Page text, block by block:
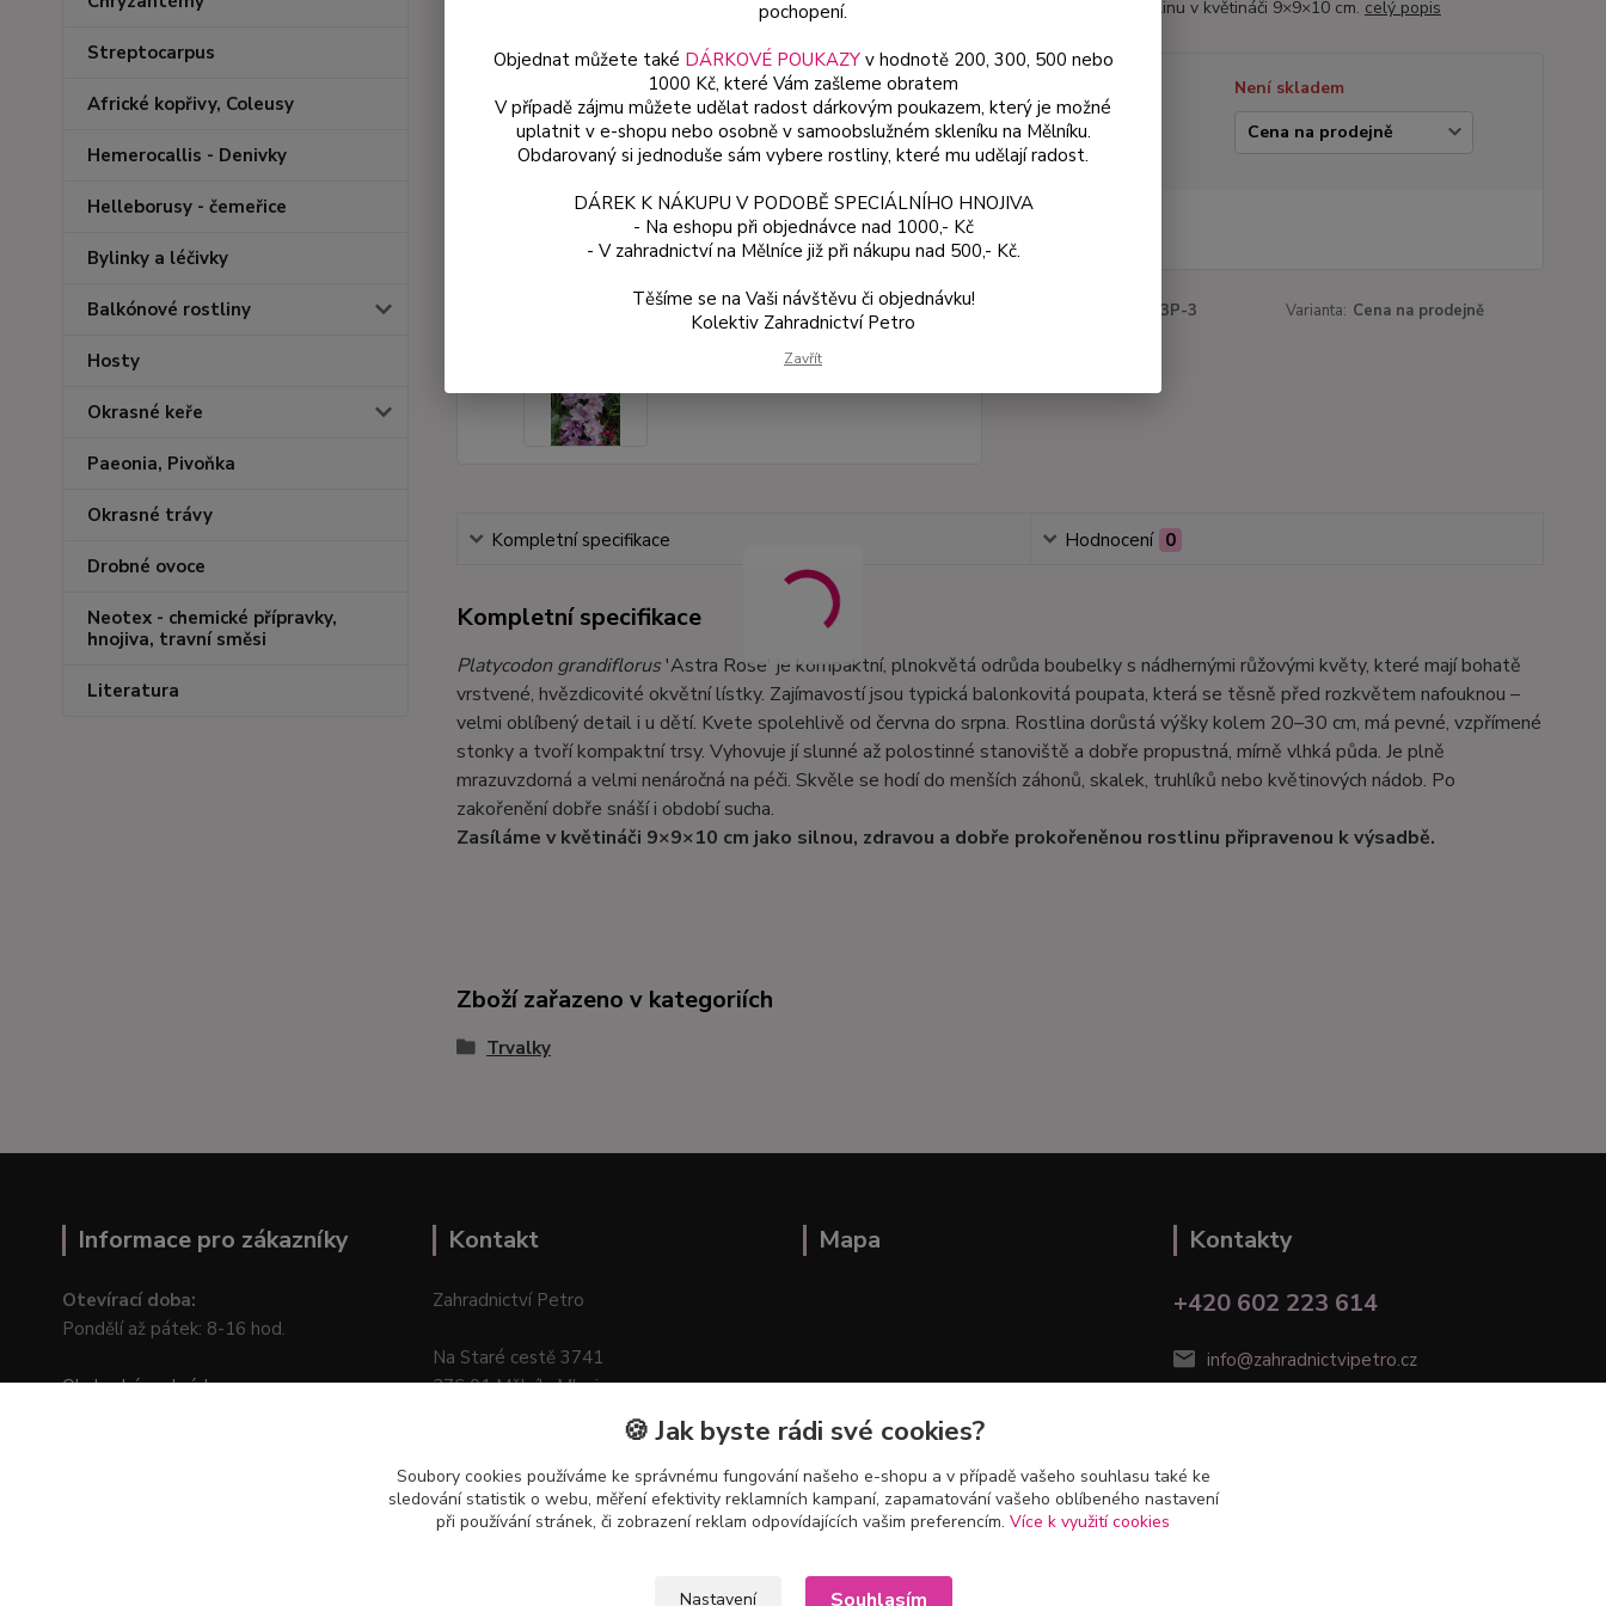
Streptocarpus
Africké kopřivy, Coleusy
Hemerocallis - Denivky
Helleborusy - čemeřice
Bylinky a léčivky
Balkónové rostliny
Hosty
Okrasné keře
Paeonia, Pivoňka
Okrasné trávy
Drobné ovoce
Neotex - chemické přípravky,
hnojiva, travní směsi
Literatura
prokořeněnou rostlinu v květináči 9×9×10 cm. celý popis
Není skladem
Varianta
3013P-3 Varianta: Cena na prodejně
Kompletní specifikace Hodnocení 0
Kompletní specifikace
Platycodon grandiflorus'Astra Rose' je kompaktní, plnokvětá odrůda boubelky s nádhernými růžovými květy, které mají bohatě
vrstvené, hvězdicovité okvětní lístky. Zajímavostí jsou typická balonkovitá poupata, která se těsně před rozkvětem nafouknou –
velmi oblíbený detail i u dětí. Kvete spolehlivě od června do srpna. Rostlina dorůstá výšky kolem 20–30 cm, má pevné, vzpřímené
stonky a tvoří kompaktní trsy. Vyhovuje jí slunné až polostinné stanoviště a dobře propustná, mírně vlhká půda. Je plně
mrazuvzdorná a velmi nenáročná na péči. Skvěle se hodí do menších záhonů, skalek, truhlíků nebo květinových nádob. Po
zakořenění dobře snáší i období sucha.
Zasíláme v květináči 9×9×10 cm jako silnou, zdravou a dobře prokořeněnou rostlinu připravenou k výsadbě.
Zboží zařazeno v kategoriích
Trvalky
Informace pro zákazníky
Otevírací doba:
Pondělí až pátek: 8-16 hod.
Obchodní podmínky
Kontakt
Zahradnictví Petro
Na Staré cestě 3741
276 01 Mělník–Mlazice
Mapa
Kontakty
+420 602 223 614
info@zahradnictvipetro.cz
pochopení.
Objednat můžete také DÁRKOVÉ POUKAZYv hodnotě 200, 300, 500 nebo
1000 Kč, které Vám zašleme obratem
V případě zájmu můžete udělat radost dárkovým poukazem, který je možné
uplatnit v e-shopu nebo osobně v samoobslužném skleníku na Mělníku.
Obdarovaný si jednoduše sám vybere rostliny, které mu udělají radost.
DÁREK K NÁKUPU V PODOBĚ SPECIÁLNÍHO HNOJIVA
- Na eshopu při objednávce nad 1000,- Kč
- V zahradnictví na Mělníce již při nákupu nad 500,- Kč.
Těšíme se na Vaši návštěvu či objednávku!
Kolektiv Zahradnictví Petro
Zavřít
🍪 Jak byste rádi své cookies?
Soubory cookies používáme ke správnému fungování našeho e-shopu a v případě vašeho souhlasu také ke
sledování statistik o webu, měření efektivity reklamních kampaní, zapamatování vašeho oblíbeného nastavení
při používání stránek, či zobrazení reklam odpovídajících vašim preferencím. Více k využití cookies
Nastavení Souhlasím